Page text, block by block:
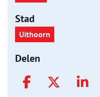
Stad
Uithoorn
Delen